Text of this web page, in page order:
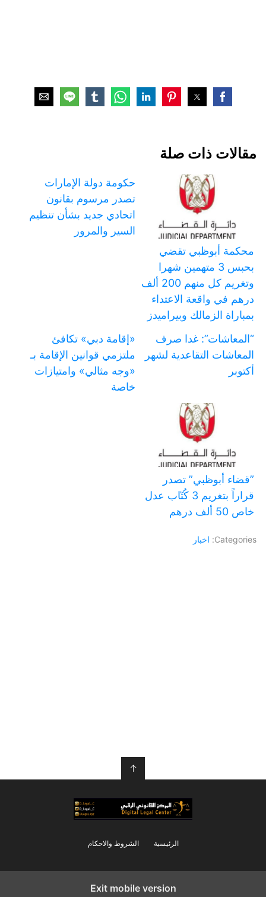
مقالات ذات صلة
محكمة أبوظبي تقضي
بحبس 3 متهمين شهرا
وتغريم كل منهم 200 ألف
درهم في واقعة الاعتداء
بمباراة الزمالك وبيراميدز
حكومة دولة الإمارات
تصدر مرسوم بقانون
اتحادي جديد بشأن تنظيم
السير والمرور
“المعاشات”: غدا صرف
المعاشات التقاعدية لشهر
أكتوبر
«إقامة دبي» تكافئ
ملتزمي قوانين الإقامة بـ
«وجه مثالي» وامتيازات
خاصة
‏”قضاء أبوظبي” تصدر
قراراً بتغريم 3 كُتّاب عدل
خاص 50 ألف درهم
Categories: اخبار
↑
الرئيسية الشروط والاحكام
Exit mobile version